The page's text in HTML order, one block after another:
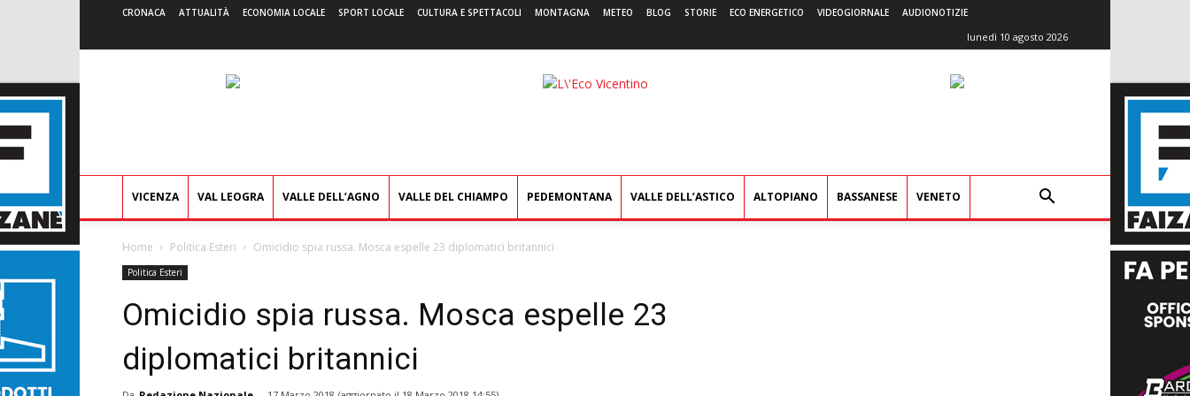
CRONACA ATTUALITÀ ECONOMIA LOCALE SPORT LOCALE CULTURA E SPETTACOLI MONTAGNA METEO BLOG STORIE ECO ENERGETICO VIDEOGIORNALE AUDIONOTIZIE
lunedì 10 agosto 2026
L'Eco
VICENZA VAL LEOGRA VALLE DELL’AGNO VALLE DEL CHIAMPO PEDEMONTANA VALLE DELL’ASTICO ALTOPIANO BASSANESE VENETO
Home Politica Esteri Omicidio spia russa. Mosca espelle 23 diplomatici britannici
Politica Esteri
Omicidio spia russa. Mosca espelle 23
diplomatici britannici